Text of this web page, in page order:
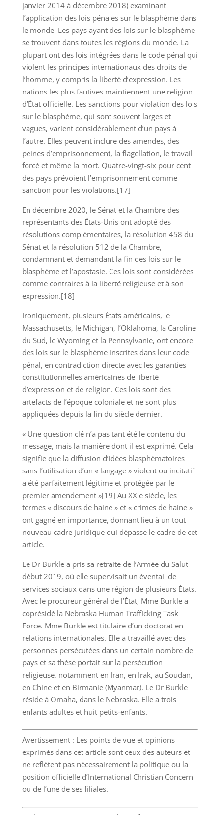
janvier 2014 à décembre 2018) examinant
l’application des lois pénales sur le blasphème dans
le monde. Les pays ayant des lois sur le blasphème
se trouvent dans toutes les régions du monde. La
plupart ont des lois intégrées dans le code pénal qui
violent les principes internationaux des droits de
l’homme, y compris la liberté d’expression. Les
nations les plus fautives maintiennent une religion
d’État officielle. Les sanctions pour violation des lois
sur le blasphème, qui sont souvent larges et
vagues, varient considérablement d’un pays à
l’autre. Elles peuvent inclure des amendes, des
peines d’emprisonnement, la flagellation, le travail
forcé et même la mort. Quatre-vingt-six pour cent
des pays prévoient l’emprisonnement comme
sanction pour les violations.[17]
En décembre 2020, le Sénat et la Chambre des
représentants des États-Unis ont adopté des
résolutions complémentaires, la résolution 458 du
Sénat et la résolution 512 de la Chambre,
condamnant et demandant la fin des lois sur le
blasphème et l’apostasie. Ces lois sont considérées
comme contraires à la liberté religieuse et à son
expression.[18]
Ironiquement, plusieurs États américains, le
Massachusetts, le Michigan, l’Oklahoma, la Caroline
du Sud, le Wyoming et la Pennsylvanie, ont encore
des lois sur le blasphème inscrites dans leur code
pénal, en contradiction directe avec les garanties
constitutionnelles américaines de liberté
d’expression et de religion. Ces lois sont des
artefacts de l’époque coloniale et ne sont plus
appliquées depuis la fin du siècle dernier.
« Une question clé n’a pas tant été le contenu du
message, mais la manière dont il est exprimé. Cela
signifie que la diffusion d’idées blasphématoires
sans l’utilisation d’un « langage » violent ou incitatif
a été parfaitement légitime et protégée par le
premier amendement »[19] Au XXIe siècle, les
termes « discours de haine » et « crimes de haine »
ont gagné en importance, donnant lieu à un tout
nouveau cadre juridique qui dépasse le cadre de cet
article.
Le Dr Burkle a pris sa retraite de l’Armée du Salut
début 2019, où elle supervisait un éventail de
services sociaux dans une région de plusieurs États.
Avec le procureur général de l’État, Mme Burkle a
coprésidé la Nebraska Human Trafficking Task
Force. Mme Burkle est titulaire d’un doctorat en
relations internationales. Elle a travaillé avec des
personnes persécutées dans un certain nombre de
pays et sa thèse portait sur la persécution
religieuse, notamment en Iran, en Irak, au Soudan,
en Chine et en Birmanie (Myanmar). Le Dr Burkle
réside à Omaha, dans le Nebraska. Elle a trois
enfants adultes et huit petits-enfants.
Avertissement : Les points de vue et opinions
exprimés dans cet article sont ceux des auteurs et
ne reflètent pas nécessairement la politique ou la
position officielle d’International Christian Concern
ou de l’une de ses filiales.